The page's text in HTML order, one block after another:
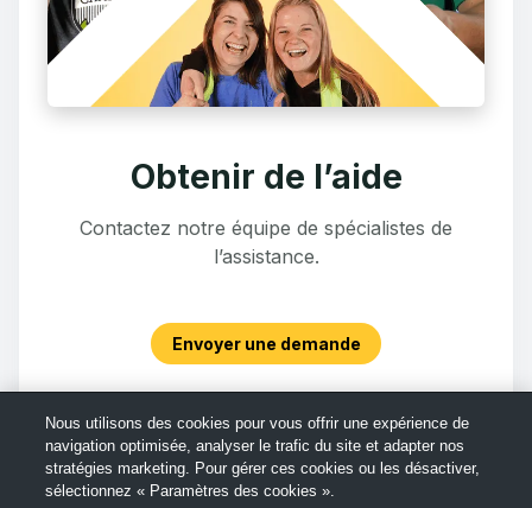
Obtenir de l’aide
Contactez notre équipe de spécialistes de
l’assistance.
Envoyer une demande
Nous utilisons des cookies pour vous offrir une expérience de
navigation optimisée, analyser le trafic du site et adapter nos
stratégies marketing. Pour gérer ces cookies ou les désactiver,
sélectionnez « Paramètres des cookies ».